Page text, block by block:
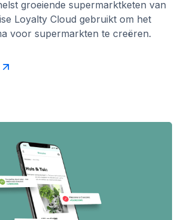
groeiende supermarktketen van
Loyalty Cloud gebruikt om het
voor supermarkten te creëren.